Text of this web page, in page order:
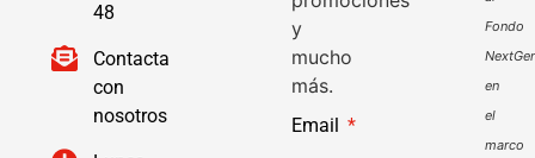
48
Contacta
con
nosotros
y
mucho
más.
Email
Fondo
en
el
marco